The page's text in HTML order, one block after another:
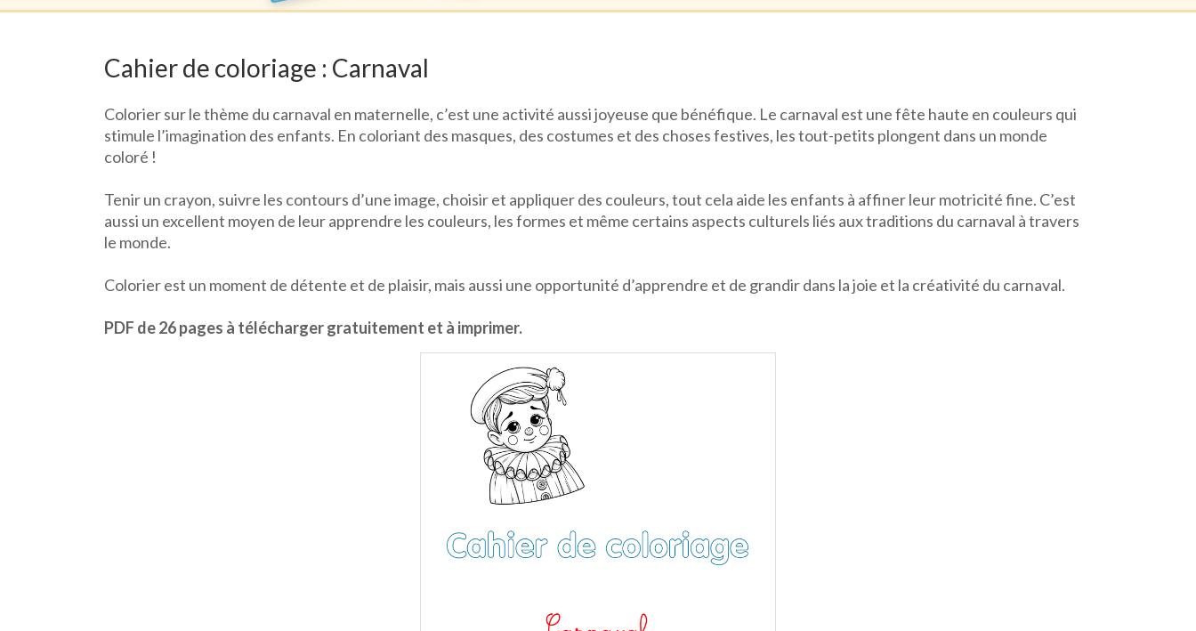
Cahier de coloriage : Carnaval
Colorier sur le thème du carnaval en maternelle, c’est une activité aussi joyeuse que bénéfique. Le carnaval est une fête haute en couleurs qui
stimule l’imagination des enfants. En coloriant des masques, des costumes et des choses festives, les tout-petits plongent dans un monde
coloré !
Tenir un crayon, suivre les contours d’une image, choisir et appliquer des couleurs, tout cela aide les enfants à affiner leur motricité fine. C’est
aussi un excellent moyen de leur apprendre les couleurs, les formes et même certains aspects culturels liés aux traditions du carnaval à travers
le monde.
Colorier est un moment de détente et de plaisir, mais aussi une opportunité d’apprendre et de grandir dans la joie et la créativité du carnaval.
PDF de 26 pages à télécharger gratuitement et à imprimer.